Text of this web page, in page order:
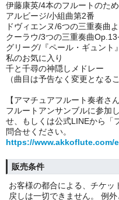
伊藤康英/4本のフルートのた
アルビージ/小組曲第2番
ドヴィエンヌ/6つの三重奏曲
クーラウ/3つの三重奏曲
グリーグ/『ペール・ギュント
私のお気に入り
千と千尋の神隠
（曲目は予告なく変更となる
【アマチュアフルート奏者さ
フルートアンサンブルに参加
せ、もしくは公式LINEから「
問合せください。
https://www.akkoflute.com/
販売条件
お客様の都合による、チケ
戻しは一切できません。 例